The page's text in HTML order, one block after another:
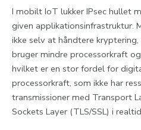
I mobilt IoT lukker IPsec hullet
given applikationsinfrastruktur.
ikke selv at håndtere
bruger mindre processorkraft
hvilket er en stor fordel for
processorkraft, som ikke har
transmissioner med Transport
Sockets Layer (TLS/SSL) i